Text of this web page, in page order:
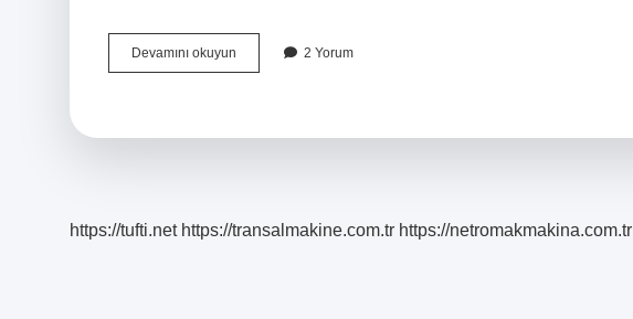
Devamını okuyun
Kökü
2 Yorum
https://tufti.net https://transalmakine.com.tr https://netromakmakina.com.tr